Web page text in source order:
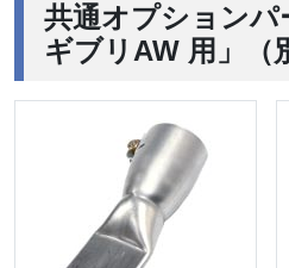
共通オプションパ
ギブリAW 用」（